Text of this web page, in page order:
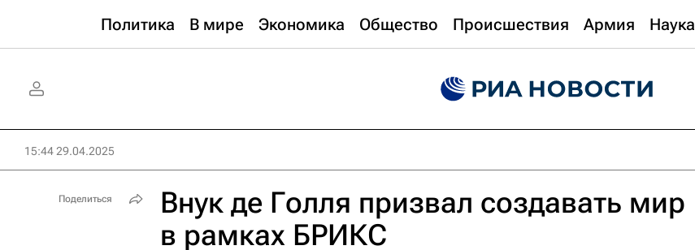
Политика В мире Экономика Общество Происшествия Армия Наука
15:44 29.04.2025
Внук де Голля призвал создавать мир
в рамках БРИКС
Поделиться